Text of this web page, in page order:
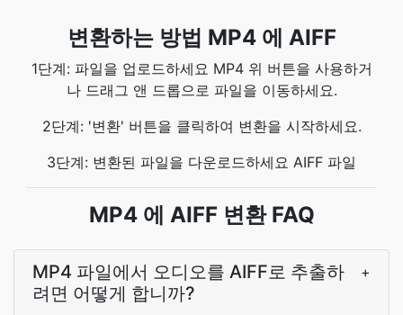
변환하는 방법 MP4 에 AIFF
1단계: 파일을 업로드하세요 MP4 위 버튼을 사용하거
나 드래그 앤 드롭으로 파일을 이동하세요.
2단계: '변환' 버튼을 클릭하여 변환을 시작하세요.
3단계: 변환된 파일을 다운로드하세요 AIFF 파일
MP4 에 AIFF 변환 FAQ
MP4 파일에서 오디오를 AIFF로 추출하
려면 어떻게 합니까?
+